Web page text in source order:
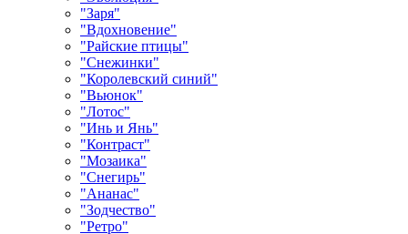
"Заря"
"Вдохновение"
"Райские птицы"
"Снежинки"
"Королевский синий"
"Вьюнок"
"Лотос"
"Инь и Янь"
"Контраст"
"Мозаика"
"Снегирь"
"Ананас"
"Зодчество"
"Ретро"